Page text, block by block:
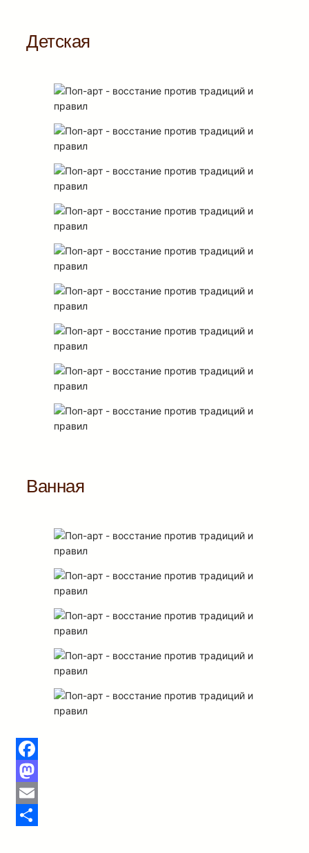
Детская
Ванная
Facebook
Mastodon
Email